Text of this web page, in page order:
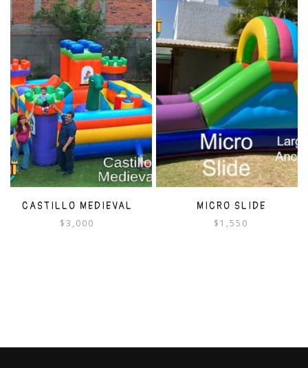
CASTILLO MEDIEVAL
$3,000
MICRO SLIDE
$ 1,550